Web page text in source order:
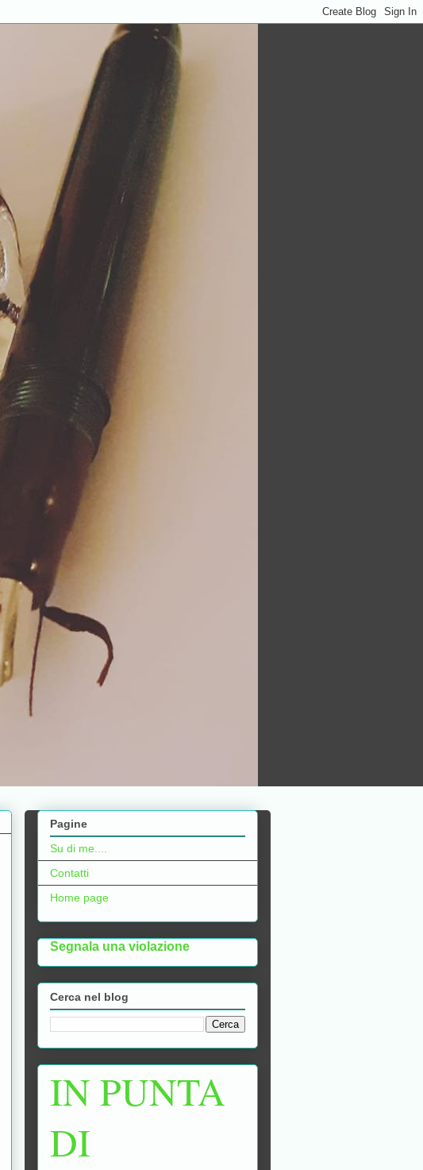
Pagine
Su di me....
Contatti
Home page
Segnala una violazione
Cerca nel blog
IN PUNTA
DI